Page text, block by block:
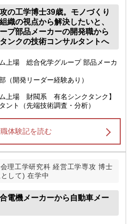
の工学博士39歳。モノづくり
織の視点から解決したいと、
プ部品メーカーの開発職から
ンクの技術コンサルタントへ
ム上場 総合化学グループ 部品メーカ
（開発リーダー経験あり）
ム上場 財閥系 有名シンクタンク】
ント（先端技術調査・分析）
体験記を読む
理工学研究科 経営工学専攻 博士
して) 在学中
電機メーカーから自動車メー